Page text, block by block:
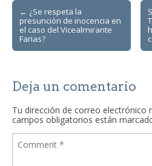
Post
navigation
← ¿Se respeta la
presunción de inocencia en
el caso del Vicealmirante
Farias?
Deja un comentario
Tu dirección de correo electrónico
campos obligatorios están